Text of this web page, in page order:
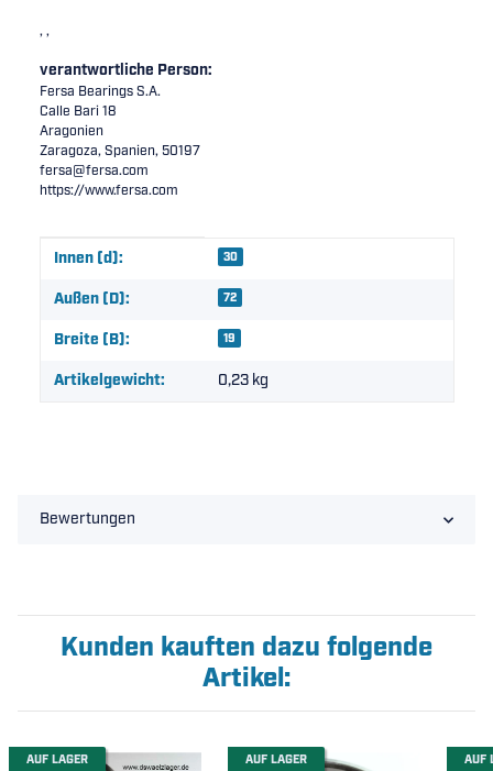
, ,
verantwortliche Person:
Fersa Bearings S.A.
Calle Bari 18
Aragonien
Zaragoza, Spanien, 50197
fersa@fersa.com
https://www.fersa.com
Produkteigenschaft
Wert
Innen (d): 30
Außen (D): 72
Breite (B): 19
Artikelgewicht: 0,23 kg
Bewertungen
Kunden kauften dazu folgende
Artikel:
AUF LAGER AUF LAGER AUF